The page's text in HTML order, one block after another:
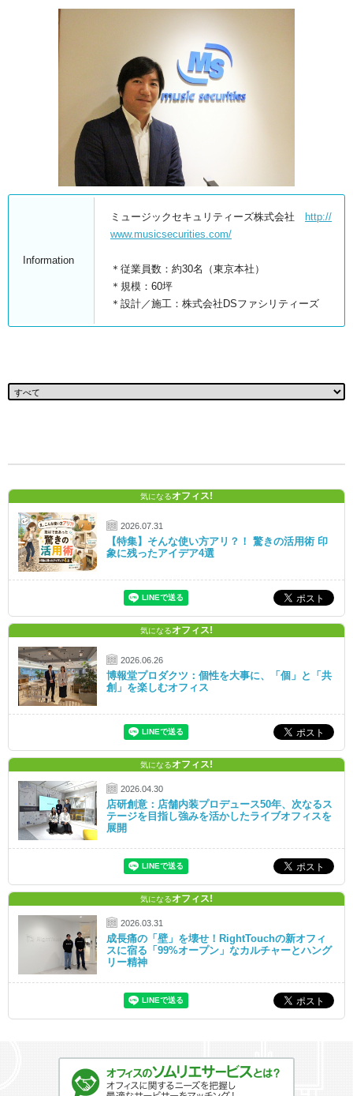
Information
ミュージックセキュリティーズ株式会社
http://
www.musicsecurities.com/
＊従業員数：約30名（東京本社）
＊規模：60坪
＊設計／施工：株式会社DSファシリティーズ
気になるオフィス!
2026.07.31
【特集】そんな使い方アリ？！ 驚きの活用術 印
象に残ったアイデア4選
気になるオフィス!
2026.06.26
博報堂プロダクツ：個性を大事に、「個」と「共
創」を楽しむオフィス
気になるオフィス!
2026.04.30
店研創意：店舗内装プロデュース50年、次なるス
テージを目指し強みを活かしたライブオフィスを
展開
気になるオフィス!
2026.03.31
成長痛の「壁」を壊せ！RightTouchの新オフィ
スに宿る「99%オープン」なカルチャーとハング
リー精神